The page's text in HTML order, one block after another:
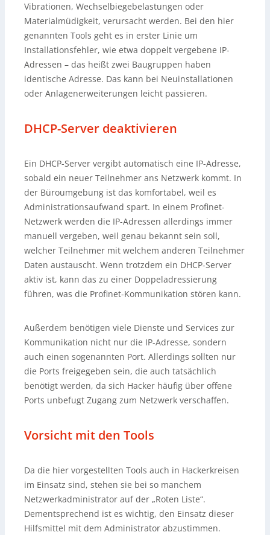
Vibrationen, Wechselbiegebelastungen oder
Materialmüdigkeit, verursacht werden. Bei den hier
genannten Tools geht es in erster Linie um
Installationsfehler, wie etwa doppelt vergebene IP-
Adressen – das heißt zwei Baugruppen haben
identische Adresse. Das kann bei Neuinstallationen
oder Anlagenerweiterungen leicht passieren.
DHCP-Server deaktivieren
Ein DHCP-Server vergibt automatisch eine IP-Adresse,
sobald ein neuer Teilnehmer ans Netzwerk kommt. In
der Büroumgebung ist das komfortabel, weil es
Administrationsaufwand spart. In einem Profinet-
Netzwerk werden die IP-Adressen allerdings immer
manuell vergeben, weil genau bekannt sein soll,
welcher Teilnehmer mit welchem anderen Teilnehmer
Daten austauscht. Wenn trotzdem ein DHCP-Server
aktiv ist, kann das zu einer Doppeladressierung
führen, was die Profinet-Kommunikation stören kann.
Außerdem benötigen viele Dienste und Services zur
Kommunikation nicht nur die IP-Adresse, sondern
auch einen sogenannten Port. Allerdings sollten nur
die Ports freigegeben sein, die auch tatsächlich
benötigt werden, da sich Hacker häufig über offene
Ports unbefugt Zugang zum Netzwerk verschaffen.
Vorsicht mit den Tools
Da die hier vorgestellten Tools auch in Hackerkreisen
im Einsatz sind, stehen sie bei so manchem
Netzwerkadministrator auf der „Roten Liste“.
Dementsprechend ist es wichtig, den Einsatz dieser
Hilfsmittel mit dem Administrator abzustimmen.